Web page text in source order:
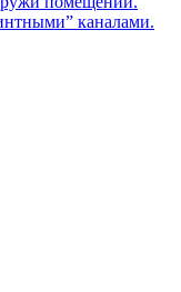
каналами.